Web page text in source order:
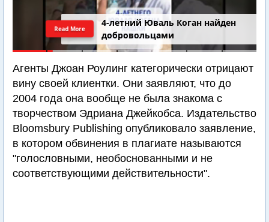
4-летний Юваль Коган найден
добровольцами
Read More
Агенты Джоан Роулинг категорически отрицают
вину своей клиентки. Они заявляют, что до
2004 года она вообще не была знакома с
творчеством Эдриана Джейкобса. Издательство
Bloomsbury Publishing опубликовало заявление,
в котором обвинения в плагиате называются
"голословными, необоснованными и не
соответствующими действительности".